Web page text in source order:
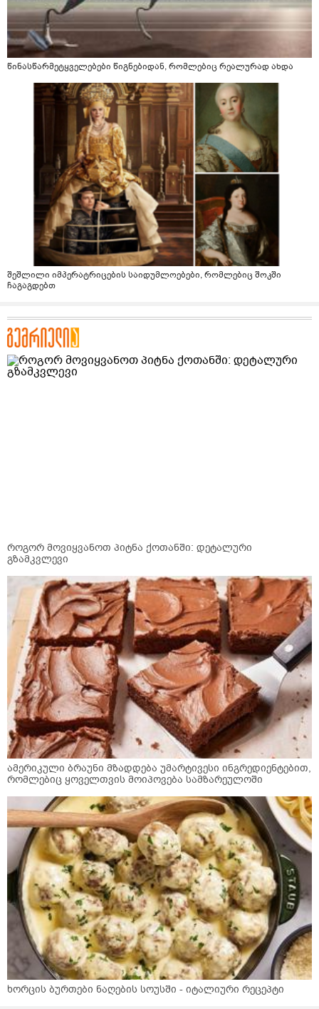
წინასწარმეტყველებები წიგნებიდან, რომლებიც რეალურად ახდა
შეშლილი იმპერატრიცების საიდუმლოებები, რომლებიც შოკში
ჩაგაგდებთ
როგორ მოვიყვანოთ პიტნა ქოთანში: დეტალური
გზამკვლევი
ამერიკული ბრაუნი მზადდება უმარტივესი ინგრედიენტებით,
რომლებიც ყოველთვის მოიპოვება სამზარეულოში
ხორცის ბურთები ნაღების სოუსში - იტალიური რეცეპტი